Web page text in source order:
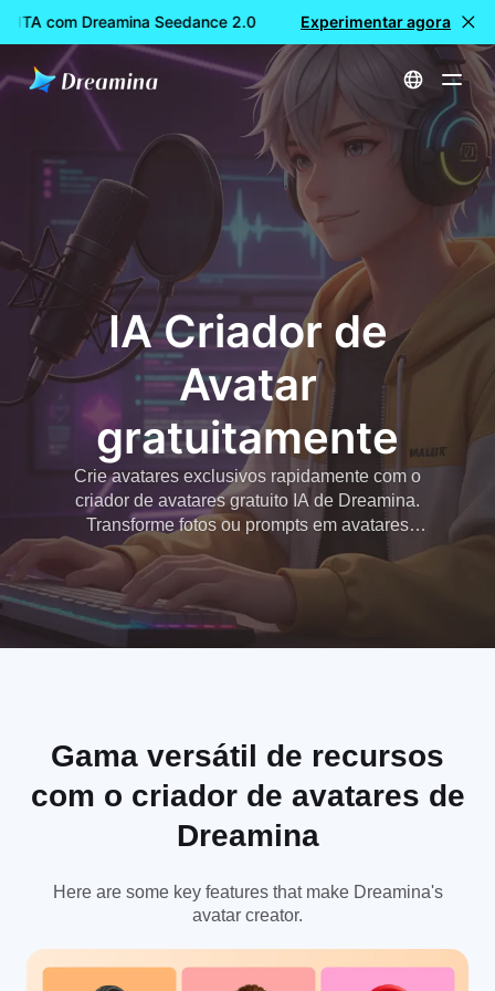
com Dreamina Seedance 2.0 Criação de vídeos
Experimentar agora
Início Criar IA Criador de Avatar gratuitamente
IA Criador de
Avatar
gratuitamente
Crie avatares exclusivos rapidamente com o
criador de avatares gratuito IA de Dreamina.
Transforme fotos ou prompts em avatares
personalizados e de alta qualidade para mídias
sociais, jogos ou perfis digitais.
Gama versátil de recursos
com o criador de avatares de
Dreamina
Here are some key features that make Dreamina's
avatar creator.